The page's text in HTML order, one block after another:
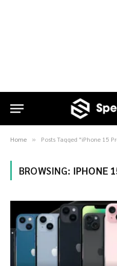
Home » Posts Tagged "iPhone 15
BROWSING: IPHONE